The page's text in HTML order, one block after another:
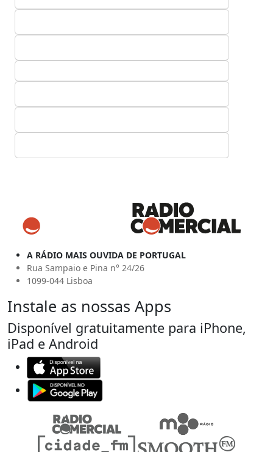
A RÁDIO MAIS OUVIDA DE PORTUGAL
Rua Sampaio e Pina n° 24/26
1099-044 Lisboa
Instale as nossas Apps
Disponível gratuitamente para iPhone,
iPad e Android